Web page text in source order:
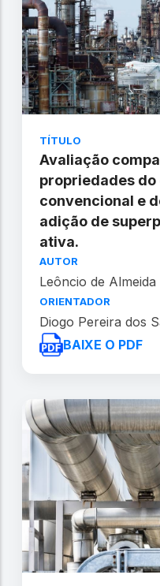
TÍTULO
Avaliação
propriedades
convencional e
adição de
ativa.
AUTOR
Leôncio de Almeida
ORIENTADOR
Diogo Pereira dos
BAIXE O PDF